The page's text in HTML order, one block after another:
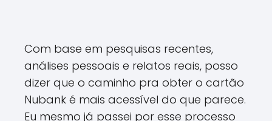
Com base em pesquisas recentes,
análises pessoais e relatos reais, posso
dizer que o caminho pra obter o cartão
Nubank é mais acessível do que parece.
Eu mesmo já passei por esse processo